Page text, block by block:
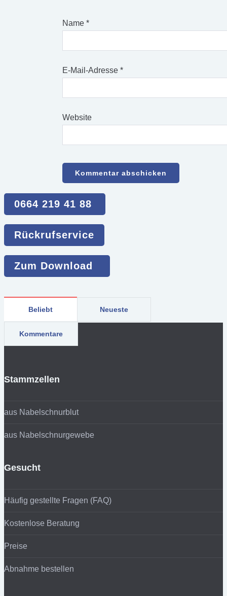
Name *
E-Mail-Adresse *
Website
0664 219 41 88
Rückrufservice
Zum Download
Beliebt Neueste
Kommentare
Stammzellen
aus Nabelschnurblut
aus Nabelschnurgewebe
Gesucht
Häufig gestellte Fragen (FAQ)
Kostenlose Beratung
Preise
Abnahme bestellen